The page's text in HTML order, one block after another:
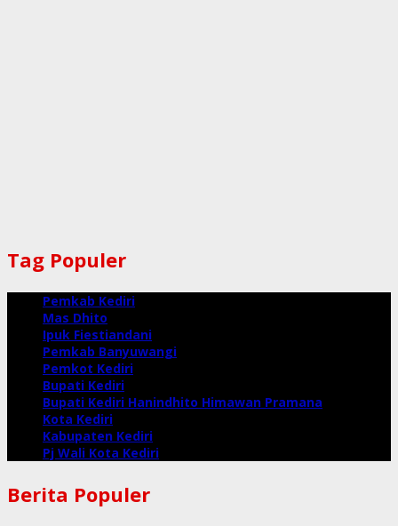
Tag Populer
Pemkab Kediri
Mas Dhito
Ipuk Fiestiandani
Pemkab Banyuwangi
Pemkot Kediri
Bupati Kediri
Bupati Kediri Hanindhito Himawan Pramana
Kota Kediri
Kabupaten Kediri
Pj Wali Kota Kediri
Berita Populer